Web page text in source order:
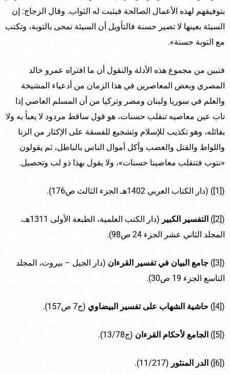
بتوفيقهم لهذه الأعمال الصالحة فيثبت له الثواب. وقال الزجاج: إن
السيئة بعينها لا تصير حسنة فالتأويل أن السيئة تمحى بالتوبة، وتكتب
مع التوبة حسنة».
فتبين من مجموع هذه الأدلة والنقول أن ما افتراه عمرو خالد
المصري وبعض المعاصرين في هذا الزمان من أدعياء المشيخة
والعلم في سوريا ولبنان ومصر وتركيا من أن المسلم العاصي إذا
تاب عين معاصيه تنقلب حسنات، هو قول ساقط مردود لا يعبأ به ولا
بقائله، وهو تكذيب للإسلام وتشجيع للفسقة على الإكثار من الزنا
واللواط والقتل والغصب وأكل أموال الناس بالباطل، ثم يقولون
«نتوب فتنقلب معاصينا حسنات»، ولا يقول بهذا ذو لب وتحصيل.
([1]) (دار الكتاب العربي 1402هـ الجزء الثالث ص176).
([2]) التفسير الكبير
(دار الكتب العلمية، الطبعة الأولى 1311هـ،
المجلد الثاني عشر الجزء 24 ص98).
([3]) جامع البيان في تفسير القرءان (دار الجيل – بيروت، المجلد
التاسع الجزء 19 ص30).
([4]) حاشية الشهاب على تفسير البيضاوي (ج7 ص157).
([5]) الجامع لأحكام القرءان (ج13/78).
([6]) الدر المنثور (11/217).